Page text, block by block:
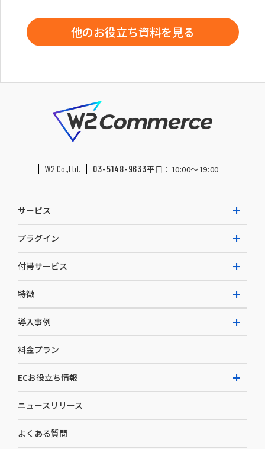
他のお役立ち資料を見る
W2 Co.,Ltd. 03-5148-9633平日：10:00〜19:00
サービス
W2 Commerce Repeat
W2 Commerce BtoB
W2 Commerce Asia
プラグイン
AI buddy
付帯サービス
EC運用構築支援・運用支援
カスタマーサクセス
セキュリティ
デザイン制作
コンサルティング
特徴
選ばれる理由
開発体制
導入事例
導入企業一覧
料金プラン
ECお役立ち情報
お役立ち資料
ニュースリリース
よくある質問